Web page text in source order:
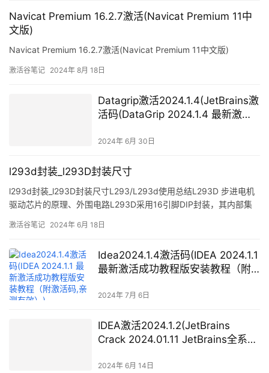
Navicat Premium 16.2.7激活(Navicat Premium 11中
文版)
Navicat Premium 16.2.7激活(Navicat Premium 11中文版)
激活谷笔记 2024年 8月 18日
Datagrip激活2024.1.4(JetBrains激
活码(DataGrip 2024.1.4 最新激活
（全家桶 亲测）))
2024年 6月 30日
l293d封装_l293D封装尺寸
l293d封装_l293D封装尺寸L293/L293d使用总结L293D 步进电机
驱动芯片的原理、外围电路L293D采用16引脚DIP封装，其内部集
方式具有很多优点，如电流连续；电机可四角限运行；电机停止时
激活谷笔记 2024年 6月 18日
Idea2024.1.4激活码(IDEA 2024.1.1
最新激活成功教程版安装教程（附
2024年 7月 6日
IDEA激活2024.1.2(JetBrains
Crack 2024.01.11 JetBrains全系列
2024年 6月 14日